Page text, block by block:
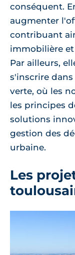
conséquent.
augmenter
contribuant
immobilière et
Par ailleurs,
s'inscrire
verte, où les
les principes
solutions
gestion des
urbaine.
Les